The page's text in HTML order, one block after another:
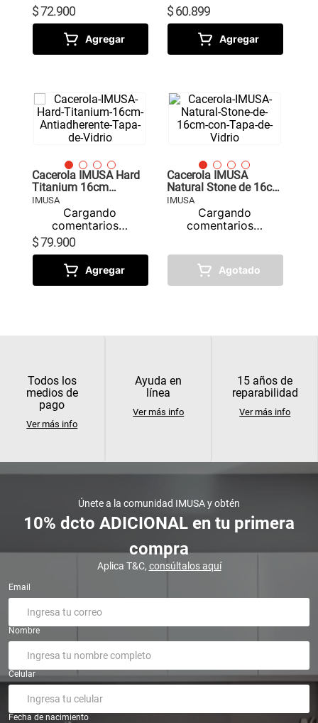
$72.900
Agregar
$ 60.899
Agregar
Cacerola IMUSA Hard
Titanium 16cm
Antiadherente Tapa de
IMUSA
Cargando
comentarios…
$79.900
Agregar
Cacerola IMUSA
Natural Stone de 16cm
con Tapa de Vidrio
IMUSA
Cargando
comentarios…
Agotado
Todos los
medios de
pago
Ver más info
Ayuda en
línea
Ver más info
15 años de
reparabilidad
Ver más info
Únete a la comunidad IMUSA y obtén
10% dcto ADICIONAL en tu primera
compra
Aplica T&C, consúltalos aquí
Email
Nombre
Celular
Fecha de nacimiento